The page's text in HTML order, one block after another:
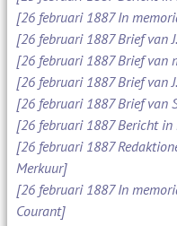
[26 februari 1887 In
[26 februari 1887 Brief van
[26 februari 1887 Brief van
[26 februari 1887 Brief van
[26 februari 1887 Brief van
[26 februari 1887 Bericht in
[26 februari 1887
Merkuur]
[26 februari 1887 In
Courant]